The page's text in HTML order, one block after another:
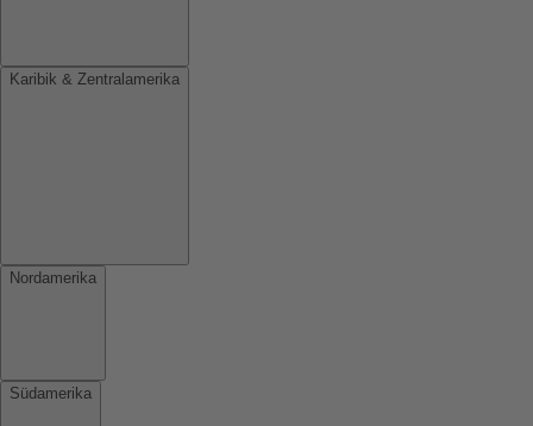
Karibik & Zentralamerika
Nordamerika
Südamerika